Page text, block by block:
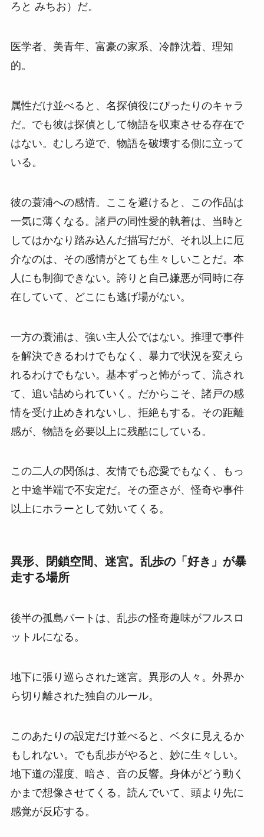
ろと みちお）だ。
医学者、美青年、富豪の家系、冷静沈着、理知
的。
属性だけ並べると、名探偵役にぴったりのキャラ
だ。でも彼は探偵として物語を収束させる存在で
はない。むしろ逆で、物語を破壊する側に立って
いる。
彼の蓑浦への感情。ここを避けると、この作品は
一気に薄くなる。諸戸の同性愛的執着は、当時と
してはかなり踏み込んだ描写だが、それ以上に厄
介なのは、その感情がとても生々しいことだ。本
人にも制御できない。誇りと自己嫌悪が同時に存
在していて、どこにも逃げ場がない。
一方の蓑浦は、強い主人公ではない。推理で事件
を解決できるわけでもなく、暴力で状況を変えら
れるわけでもない。基本ずっと怖がって、流され
て、追い詰められていく。だからこそ、諸戸の感
情を受け止めきれないし、拒絶もする。その距離
感が、物語を必要以上に残酷にしている。
この二人の関係は、友情でも恋愛でもなく、もっ
と中途半端で不安定だ。その歪さが、怪奇や事件
以上にホラーとして効いてくる。
異形、閉鎖空間、迷宮。乱歩の「好き」が暴
走する場所
後半の孤島パートは、乱歩の怪奇趣味がフルスロ
ットルになる。
地下に張り巡らされた迷宮。異形の人々。外界か
ら切り離された独自のルール。
このあたりの設定だけ並べると、ベタに見えるか
もしれない。でも乱歩がやると、妙に生々しい。
地下道の湿度、暗さ、音の反響。身体がどう動く
かまで想像させてくる。読んでいて、頭より先に
感覚が反応する。